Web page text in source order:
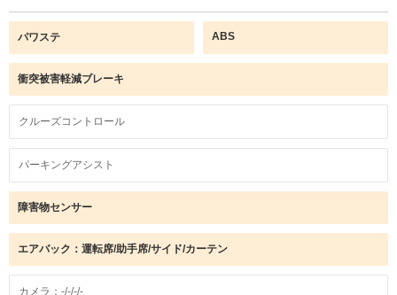
パワステ ABS
衝突被害軽減ブレーキ
クルーズコントロール
パーキングアシスト
障害物センサー
エアバック：運転席/助手席/サイド/カーテン
カメラ：-/-/-/-